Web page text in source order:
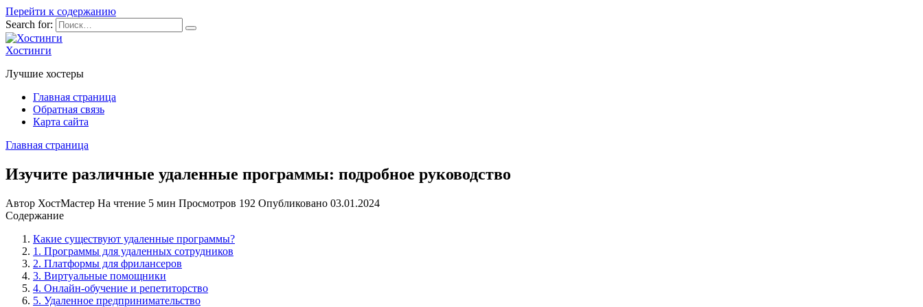
Перейти к содержанию
Search for:
Хостинги
Лучшие хостеры
Главная страница
Обратная связь
Карта сайта
Главная страница
Изучите различные удаленные программы: подробное руководство
Автор ХостМастер На чтение 5 мин Просмотров 192 Опубликовано 03.01.2024
Содержание
Какие существуют удаленные программы?
1. Программы для удаленных сотрудников
2. Платформы для фрилансеров
3. Виртуальные помощники
4. Онлайн-обучение и репетиторство
5. Удаленное предпринимательство